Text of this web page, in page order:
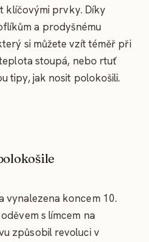
klíčovými prvky. Díky
a prodyšnému
si můžete vzít téměř při
stoupá, nebo rtuť
tipy, jak nosit polokošili.
vynalezena koncem 10.
s límcem na
způsobil revoluci v